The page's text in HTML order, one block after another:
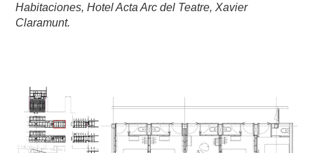
Habitaciones, Hotel Acta Arc del Teatre, Xavier
Claramunt.